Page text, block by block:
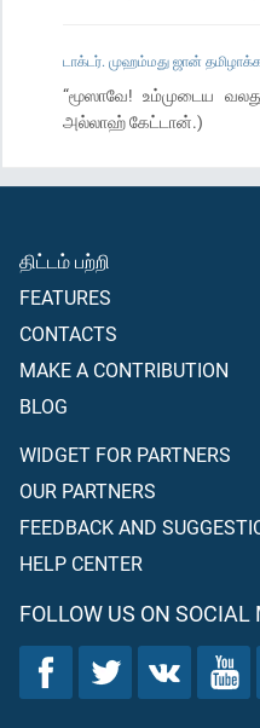
டாக்டர். முஹம்மது ஜான்
“மூஸாவே! உம்முடைய
அல்லாஹ் கேட்டான்.)
திட்டம் பற்றி
FEATURES
CONTACTS
MAKE A CONTRIBUTION
BLOG
WIDGET FOR PARTNERS
OUR PARTNERS
FEEDBACK AND
HELP CENTER
FOLLOW US ON SOCIAL